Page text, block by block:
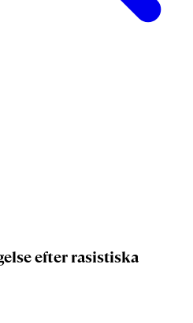
efter rasistiska